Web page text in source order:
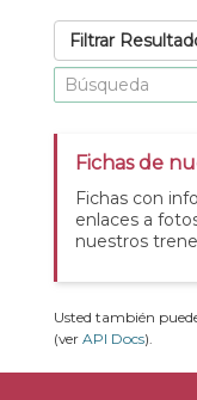
Filtrar
Fichas de
Fichas con
enlaces a
nuestros
Usted también
(ver API Docs).